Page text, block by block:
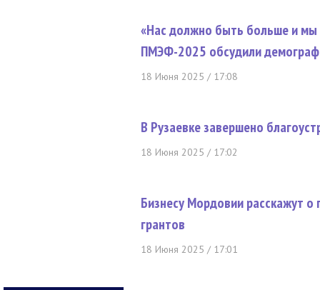
«Нас должно быть больше и
ПМЭФ-2025 обсудили
18 Июня 2025 / 17:08
В Рузаевке завершено
18 Июня 2025 / 17:02
Бизнесу Мордовии расскажут о
грантов
18 Июня 2025 / 17:01